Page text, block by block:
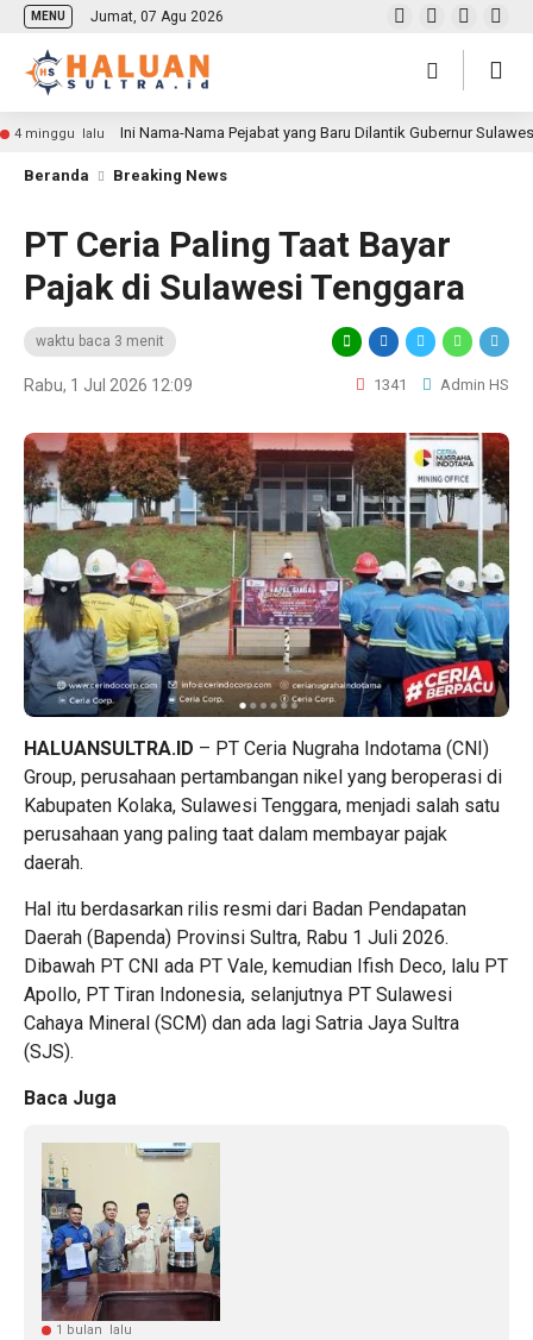
MENU Jumat, 07 Agu 2026
4 minggu lalu Ini Nama-Nama Pejabat yang Baru Dilantik Gubernur
Beranda Breaking News
PT Ceria Paling Taat Bayar
Pajak di Sulawesi Tenggara
waktu baca 3 menit
Rabu, 1 Jul 2026 12:09 1341 Admin HS
HALUANSULTRA.ID – PT Ceria Nugraha Indotama (CNI)
Group, perusahaan pertambangan nikel yang beroperasi di
Kabupaten Kolaka, Sulawesi Tenggara, menjadi salah satu
perusahaan yang paling taat dalam membayar pajak
daerah.
Hal itu berdasarkan rilis resmi dari Badan Pendapatan
Daerah (Bapenda) Provinsi Sultra, Rabu 1 Juli 2026.
Dibawah PT CNI ada PT Vale, kemudian Ifish Deco, lalu PT
Apollo, PT Tiran Indonesia, selanjutnya PT Sulawesi
Cahaya Mineral (SCM) dan ada lagi Satria Jaya Sultra
(SJS).
Baca Juga
1 bulan lalu